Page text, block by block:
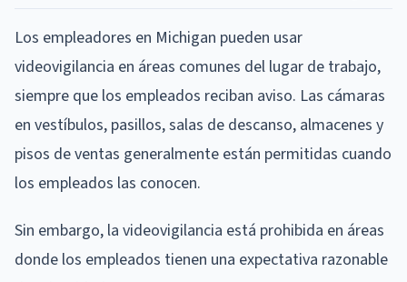
Los empleadores en Michigan pueden usar
videovigilancia en áreas comunes del lugar de trabajo,
siempre que los empleados reciban aviso. Las cámaras
en vestíbulos, pasillos, salas de descanso, almacenes y
pisos de ventas generalmente están permitidas cuando
los empleados las conocen.
Sin embargo, la videovigilancia está prohibida en áreas
donde los empleados tienen una expectativa razonable